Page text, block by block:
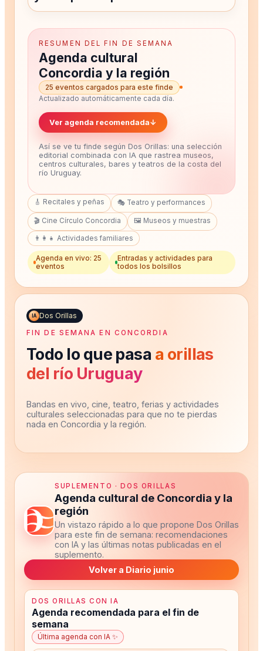
RESUMEN DEL FIN DE SEMANA
Agenda cultural
Concordia y la región
25 eventos cargados para este finde
Actualizado automáticamente cada día.
Ver agenda recomendada↓
Así se ve tu finde según Dos Orillas: una selección
editorial combinada con IA que rastrea museos,
centros culturales, bares y teatros de la costa del
río Uruguay.
🎸 Recitales y peñas 🎭 Teatro y performances
🎬 Cine Círculo Concordia 🖼️ Museos y muestras
👨‍👩‍👧 Actividades familiares
Agenda en vivo: 25
eventos
Entradas y actividades para
todos los bolsillos
IA Dos Orillas
FIN DE SEMANA EN CONCORDIA
Todo lo que pasa a orillas
del río Uruguay
Bandas en vivo, cine, teatro, ferias y actividades
culturales seleccionadas para que no te pierdas
nada en Concordia y la región.
SUPLEMENTO · DOS ORILLAS
Agenda cultural de Concordia y la
región
Un vistazo rápido a lo que propone Dos Orillas
para este fin de semana: recomendaciones
con IA y las últimas notas publicadas en el
suplemento.
Volver a Diario junio
DOS ORILLAS CON IA
Agenda recomendada para el fin de
semana
Última agenda con IA ✨